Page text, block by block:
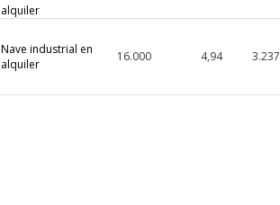
alquiler
Nave industrial en
alquiler
16.000 4,94 3.237